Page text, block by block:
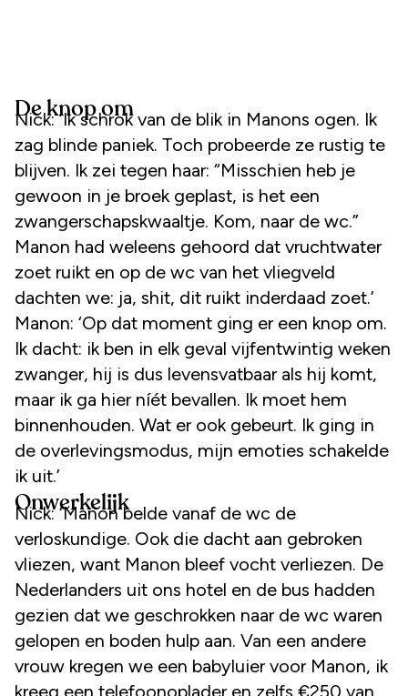
De knop om
Nick: ‘Ik schrok van de blik in Manons ogen. Ik
zag blinde paniek. Toch probeerde ze rustig te
blijven. Ik zei tegen haar: “Misschien heb je
gewoon in je broek geplast, is het een
zwangerschapskwaaltje. Kom, naar de wc.”
Manon had weleens gehoord dat vruchtwater
zoet ruikt en op de wc van het vliegveld
dachten we: ja, shit, dit ruikt inderdaad zoet.’
Manon: ‘Op dat moment ging er een knop om.
Ik dacht: ik ben in elk geval vijfentwintig weken
zwanger, hij is dus levensvatbaar als hij komt,
maar ik ga hier níét bevallen. Ik moet hem
binnenhouden. Wat er ook gebeurt. Ik ging in
de overlevingsmodus, mijn emoties schakelde
ik uit.’
Onwerkelijk
Nick: ‘Manon belde vanaf de wc de
verloskundige. Ook die dacht aan gebroken
vliezen, want Manon bleef vocht verliezen. De
Nederlanders uit ons hotel en de bus hadden
gezien dat we geschrokken naar de wc waren
gelopen en boden hulp aan. Van een andere
vrouw kregen we een babyluier voor Manon, ik
kreeg een telefoonoplader en zelfs €250 van